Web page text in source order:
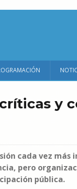
y
cada vez más
pero
pública.